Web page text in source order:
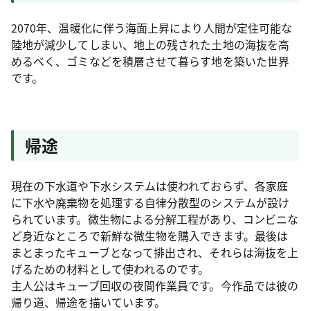
2070年、温暖化に伴う海面上昇により人間が定住可能な
陸地が減少してしまい、地上の残された土地の海抜を高
めるべく、ゴミなどを積層させて暮らす地を築いた世界
です。
帰途
現在の下水道や下水システムは使われておらず、各家庭
に下水や廃棄物を処理する自律分散型のシステムが設け
られています。微生物による分解工程があり、コンビニな
ど身近なところで新鮮な微生物を購入できます。最後は
まとまったキューブとなって排出され、それらは海抜を上
げるための材料として使われるのです。
主人公はキューブ回収の夜間作業員です。今作品では彼の
帰り道、帰途を描いています。